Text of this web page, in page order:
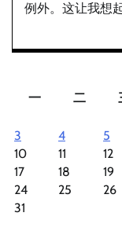
例外。这让我想
一
二
3
4 5
10
11 12
17
18 19
24
25 26
31